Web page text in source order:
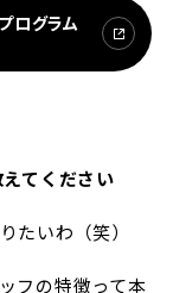
ログラム
てください
たいわ（笑）
フの特徴って本